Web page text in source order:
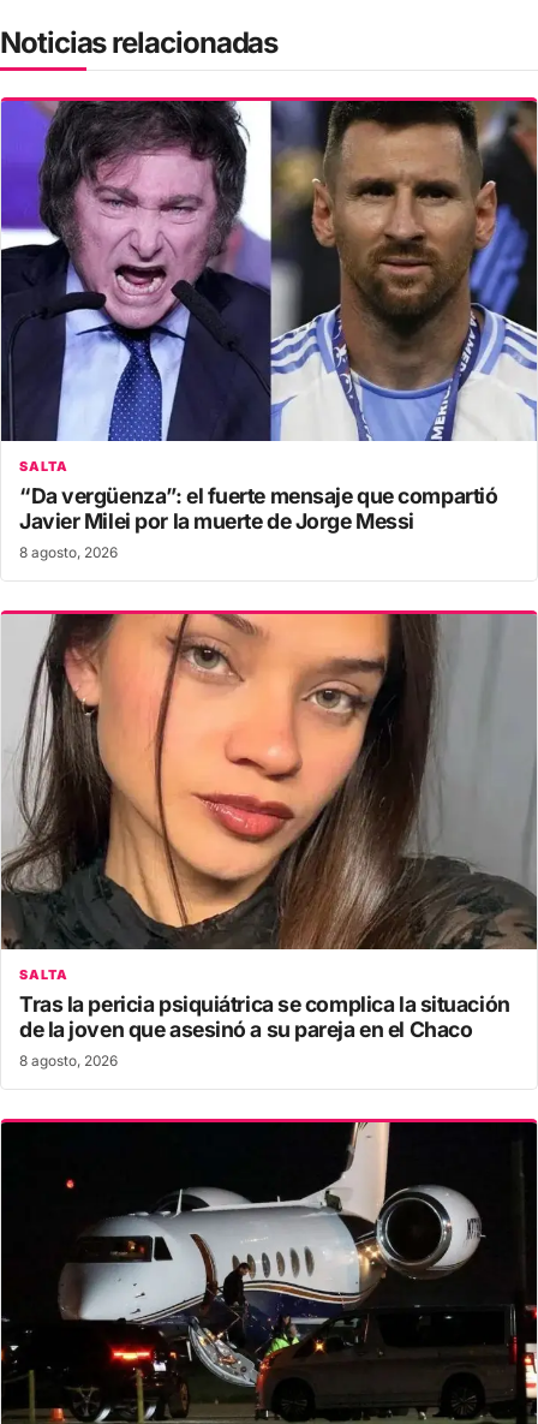
Noticias relacionadas
SALTA
“Da vergüenza”: el fuerte mensaje que compartió
Javier Milei por la muerte de Jorge Messi
8 agosto, 2026
SALTA
Tras la pericia psiquiátrica se complica la situación
de la joven que asesinó a su pareja en el Chaco
8 agosto, 2026